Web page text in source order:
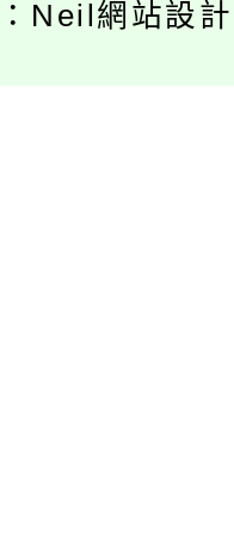
Neil網站設